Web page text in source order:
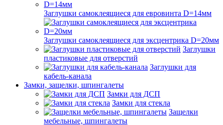
Заглушки самоклеящиеся для евровинта D=14мм
Заглушки самоклеящиеся для эксцентрика D=20мм
Заглушки
пластиковые для отверстий
Заглушки для
кабель-канала
Замки, защелки, шпингалеты
Замки для ДСП
Замки для стекла
Защелки
мебельные, шпингалеты